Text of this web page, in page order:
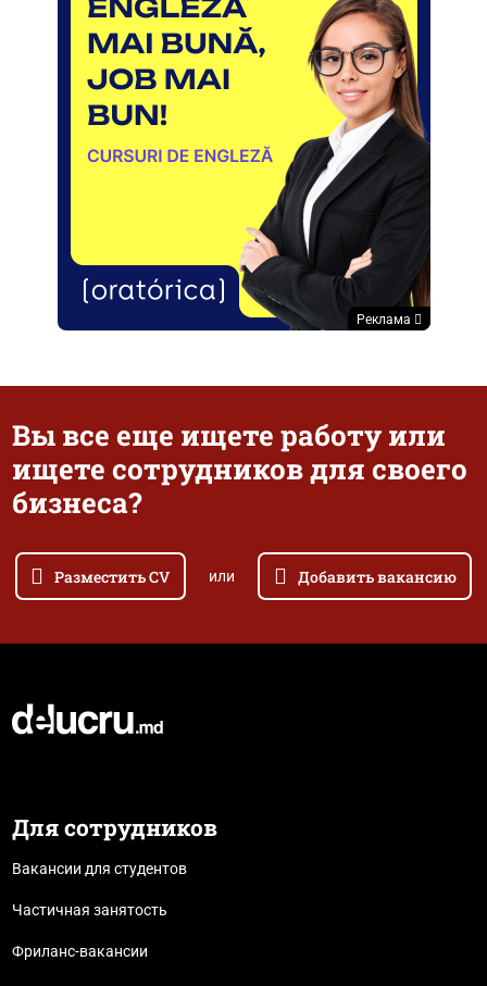
Реклама
Вы все еще ищете работу или
ищете сотрудников для своего
бизнеса?
Разместить CV или Добавить вакансию
Для сотрудников
Вакансии для студентов
Частичная занятость
Фриланс-вакансии